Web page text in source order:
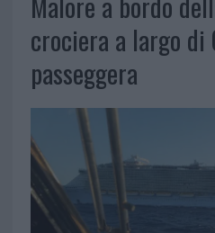
crociera a largo di
passeggera